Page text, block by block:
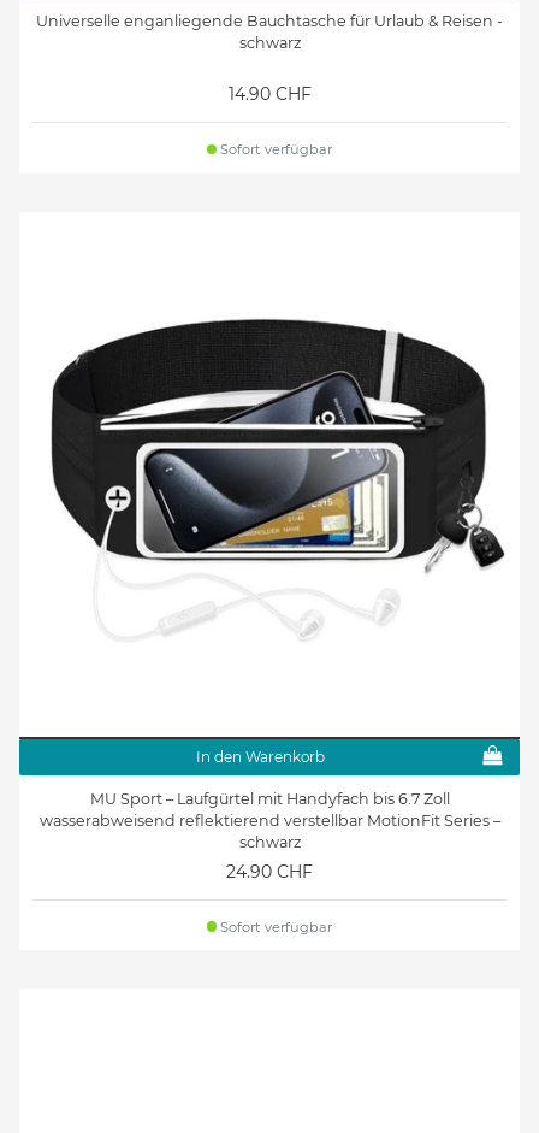
Universelle enganliegende Bauchtasche für Urlaub & Reisen -
schwarz
14.90 CHF
Sofort verfügbar
In den Warenkorb
MU Sport – Laufgürtel mit Handyfach bis 6.7 Zoll
wasserabweisend reflektierend verstellbar MotionFit Series –
schwarz
24.90 CHF
Sofort verfügbar